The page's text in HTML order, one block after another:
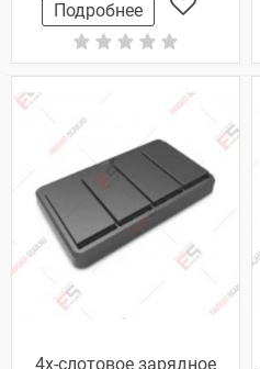
Подробнее
4х-слотовое зарядное